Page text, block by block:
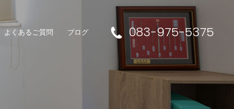
083-975-5375
よくあるご質問 ブログ